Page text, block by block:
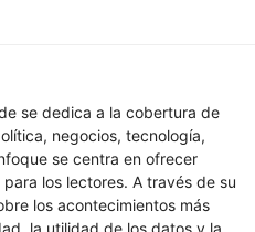
se dedica a la cobertura de
negocios, tecnología,
se centra en ofrecer
los lectores. A través de su
los acontecimientos más
la utilidad de los datos y la